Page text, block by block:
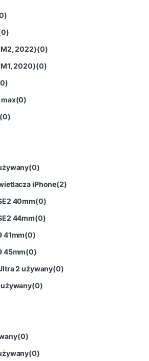
)
0)
2022)(0)
2020)(0)
0)
(0)
(0)
(0)
iPhone(2)
40mm(0)
44mm(0)
41mm(0)
45mm(0)
2 używany(0)
(0)
(0)
(0)